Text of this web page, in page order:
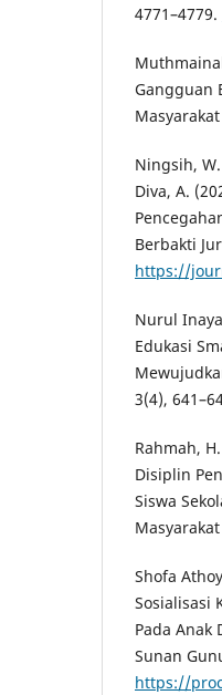
4771–4779.
Gangguan
Ningsih,
Diva, A.
Berbakti
https://
Nurul
Edukasi
3(4),
Rahmah,
Disiplin
Siswa
Shofa
Sosialisasi
Pada Anak
Sunan
https://